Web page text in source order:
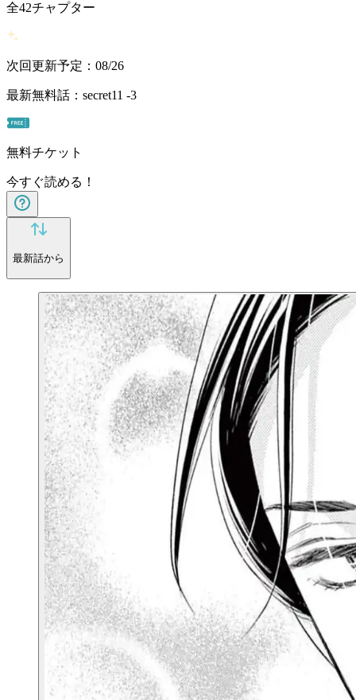
全42チャプター
次回更新予定：08/26
最新無料話：secret11 -3
無料チケット
今すぐ読める！
最新話から